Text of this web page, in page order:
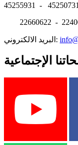
22660622 -
البريد الالكتروني:
الإجتماعية